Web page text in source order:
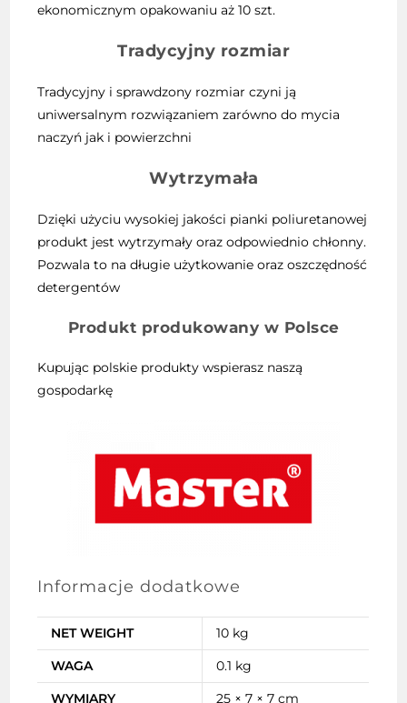
ekonomicznym opakowaniu aż 10 szt.
Tradycyjny rozmiar
Tradycyjny i sprawdzony rozmiar czyni ją
uniwersalnym rozwiązaniem zarówno do mycia
naczyń jak i powierzchni
Wytrzymała
Dzięki użyciu wysokiej jakości pianki poliuretanowej
produkt jest wytrzymały oraz odpowiednio chłonny.
Pozwala to na długie użytkowanie oraz oszczędność
detergentów
Produkt produkowany w Polsce
Kupując polskie produkty wspierasz naszą
gospodarkę
Informacje dodatkowe
NET WEIGHT
10 kg
WAGA
0.1 kg
WYMIARY
25 × 7 × 7 cm